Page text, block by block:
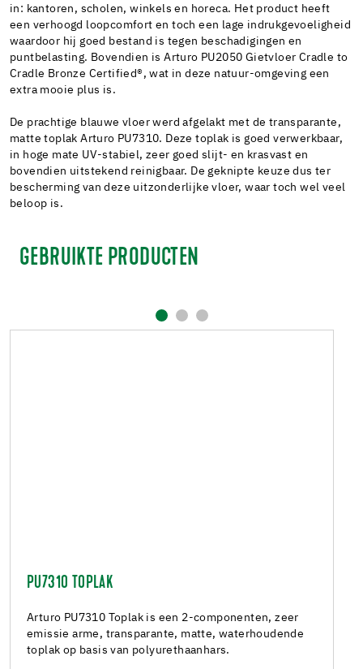
in: kantoren, scholen, winkels en horeca. Het product heeft
een verhoogd loopcomfort en toch een lage indrukgevoeligheid
waardoor hij goed bestand is tegen beschadigingen en
puntbelasting. Bovendien is Arturo PU2050 Gietvloer Cradle to
Cradle Bronze Certified®, wat in deze natuur-omgeving een
extra mooie plus is.
De prachtige blauwe vloer werd afgelakt met de transparante,
matte toplak Arturo PU7310. Deze toplak is goed verwerkbaar,
in hoge mate UV-stabiel, zeer goed slijt- en krasvast en
bovendien uitstekend reinigbaar. De geknipte keuze dus ter
bescherming van deze uitzonderlijke vloer, waar toch wel veel
beloop is.
GEBRUIKTE PRODUCTEN
PU7310 TOPLAK
Arturo PU7310 Toplak is een 2-componenten, zeer
emissie arme, transparante, matte, waterhoudende
toplak op basis van polyurethaanhars.